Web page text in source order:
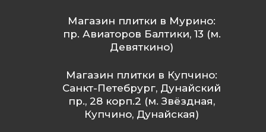
Магазин плитки в Мурино:
пр. Авиаторов Балтики, 13 (м.
Девяткино)
Магазин плитки в Купчино:
Санкт-Петебрург, Дунайский
пр., 28 корп.2 (м. Звёздная,
Купчино, Дунайская)